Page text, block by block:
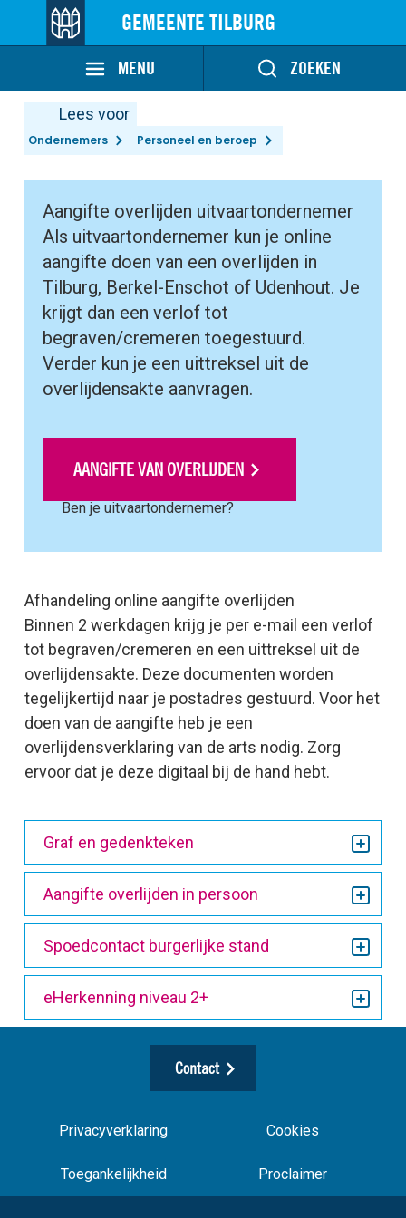
GEMEENTE TILBURG
MENU ZOEKEN
Ondernemers Personeel en beroep
Lees voor
Aangifte overlijden uitvaartondernemer
Als uitvaartondernemer kun je online
aangifte doen van een overlijden in
Tilburg, Berkel-Enschot of Udenhout. Je
krijgt dan een verlof tot
begraven/cremeren toegestuurd.
Verder kun je een uittreksel uit de
overlijdensakte aanvragen.
Ben je uitvaartondernemer?
AANGIFTE VAN OVERLIJDEN
Afhandeling online aangifte overlijden
Binnen 2 werkdagen krijg je per e-mail een verlof
tot begraven/cremeren en een uittreksel uit de
overlijdensakte. Deze documenten worden
tegelijkertijd naar je postadres gestuurd. Voor het
doen van de aangifte heb je een
overlijdensverklaring van de arts nodig. Zorg
ervoor dat je deze digitaal bij de hand hebt.
Graf en gedenkteken
Aangifte overlijden in persoon
Spoedcontact burgerlijke stand
eHerkenning niveau 2+
Contact
Privacyverklaring Cookies
Toegankelijkheid Proclaimer